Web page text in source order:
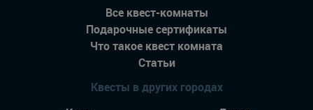
Все квест-комнаты
Подарочные сертификаты
Что такое квест комната
Статьи
Квесты в других городах